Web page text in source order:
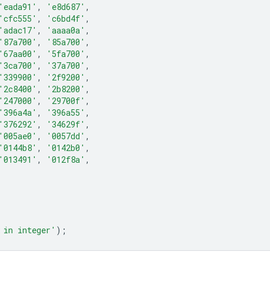
'eada91' , 'e8d687' ,
'cfc555' , 'c6bd4f' ,
'adac17' , 'aaaa0a' ,
'87a700' , '85a700' ,
'67aa00' , '5fa700' ,
'3ca700' , '37a700' ,
'339900' , '2f9200' ,
'2c8400' , '2b8200' ,
'247000' , '29700f' ,
'396a4a' , '396a55' ,
'376292' , '34629f' ,
'005ae0' , '0057dd' ,
'0144b8' , '0142b0' ,
'013491' , '012f8a' ,
in integer' );